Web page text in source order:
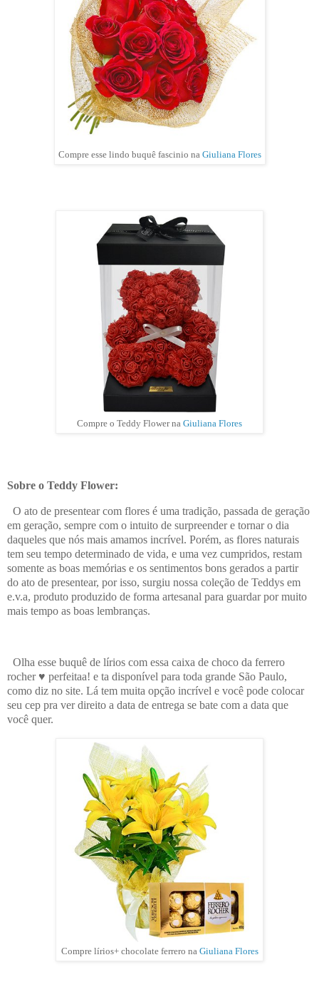
Compre esse lindo buquê fascinio na Giuliana Flores
Compre o Teddy Flower na Giuliana Flores
Sobre o Teddy Flower:
O ato de presentear com flores é uma tradição, passada de geração
em geração, sempre com o intuito de surpreender e tornar o dia
daqueles que nós mais amamos incrível. Porém, as flores naturais
tem seu tempo determinado de vida, e uma vez cumpridos, restam
somente as boas memórias e os sentimentos bons gerados a partir
do ato de presentear, por isso, surgiu nossa coleção de Teddys em
e.v.a, produto produzido de forma artesanal para guardar por muito
mais tempo as boas lembranças.
Olha esse buquê de lírios com essa caixa de choco da ferrero
rocher ♥ perfeitaa! e ta disponível para toda grande São Paulo,
como diz no site. Lá tem muita opção incrível e você pode colocar
seu cep pra ver direito a data de entrega se bate com a data que
você quer.
Compre lírios+ chocolate ferrero na Giuliana Flores